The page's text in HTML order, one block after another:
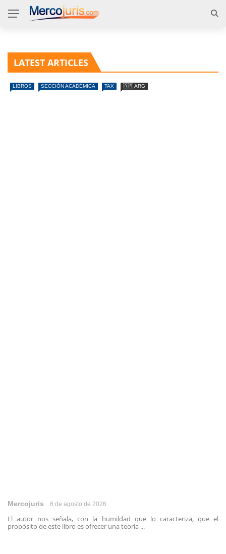
LATEST ARTICLES
LIBROS SECCIÓN ACADÉMICA TAX 🇦🇷 ARG
Mercojuris 6 de agosto de 2026
El autor nos señala, con la humildad que lo caracteriza, que el
propósito de este libro es ofrecer una teoría ...